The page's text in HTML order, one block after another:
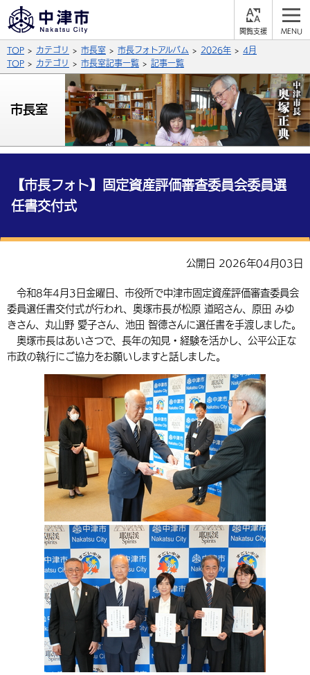
支
背景色
青 白
文字の大きさ
拡大 標準 縮小
英語（English） 中国語（簡体字）
中国語（繁体字） 韓国語（한국어）
組織案内
公式SNS
X (Twitter) YouTube
サイト内検索
総合メニュー
くらしの情報
届出・登録・証明 保険・年金
健康・予防
税金 住宅・インフラ
環境・衛生 生涯学習・スポーツ・人権
選挙 外国人の方向け情報
事業者の方へ
産業・雇用
農林水産業 税金
都市整備
施設情報 子どもを預ける
手当・助成 健康・医療
相談・支援・情報 計画・施策
観光・移住
観光なび スポットを探す
遊ぶ・体験する グルメ・食べる
四季のイベント・祭り
移住・定住
市政情報
中津市について 市役所の紹介
広報・広聴
行政・計画
TOP カテゴリ 市長室 市長フォトアルバム 2026年
4月
TOP
カテゴリ 市長室記事一覧 記事一覧
市長室
【市長フォト】固定資産評価審査委員会委員選
任書交付式
公開日 2026年04月03日
令和8年4月3日金曜日、市役所で中津市固定資産評価審査委員会
委員選任書交付式が行われ、奥塚市長が松原 道昭さん、原田 みゆ
きさん、丸山野 愛子さん、池田 智德さんに選任書を手渡しました。
奥塚市長はあいさつで、長年の知見・経験を活かし、公平公正な
市政の執行にご協力をお願いしますと話しました。